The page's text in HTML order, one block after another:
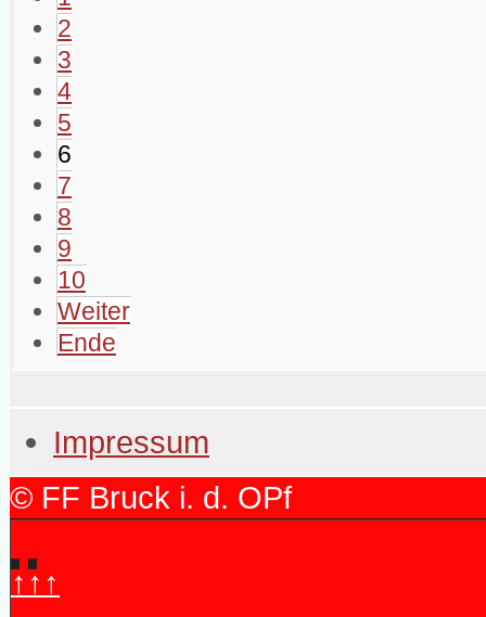
2
3
4
5
6
7
8
9
10
Weiter
Ende
Impressum
© FF Bruck i. d. OPf
↑↑↑